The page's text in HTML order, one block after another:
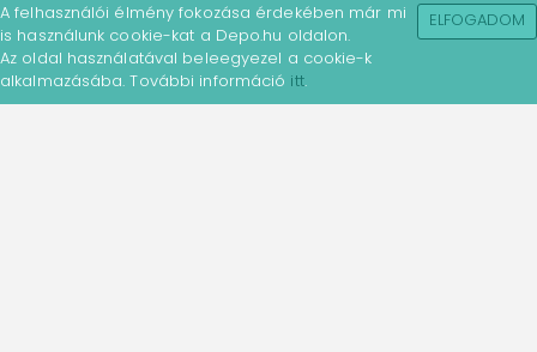
A felhasználói élmény fokozása érdekében már mi
is használunk cookie-kat a Depo.hu oldalon.
Az oldal használatával beleegyezel a cookie-k
alkalmazásába. További információ itt.
ELFOGADOM